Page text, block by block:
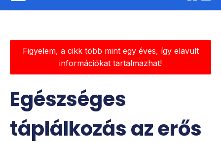
Figyelem, a cikk több mint egy éves, így elavult
információkat tartalmazhat!
Egészséges
táplálkozás az erős